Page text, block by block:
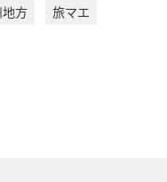
26日
方
旅マエ